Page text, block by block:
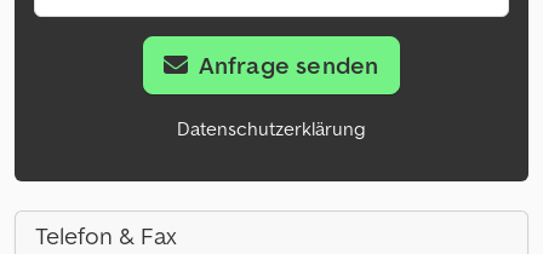
Anfrage senden
Datenschutzerklärung
Telefon & Fax